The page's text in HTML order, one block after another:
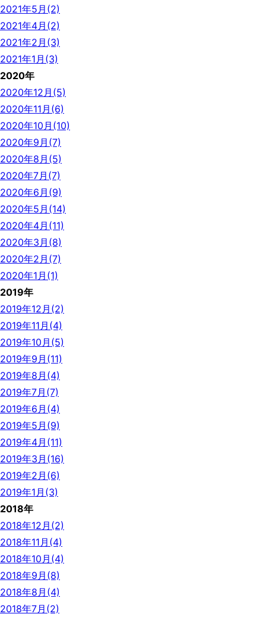
2021年5月(2)
2021年4月(2)
2021年2月(3)
2021年1月(3)
2020年
2020年12月(5)
2020年11月(6)
2020年10月(10)
2020年9月(7)
2020年8月(5)
2020年7月(7)
2020年6月(9)
2020年5月(14)
2020年4月(11)
2020年3月(8)
2020年2月(7)
2020年1月(1)
2019年
2019年12月(2)
2019年11月(4)
2019年10月(5)
2019年9月(11)
2019年8月(4)
2019年7月(7)
2019年6月(4)
2019年5月(9)
2019年4月(11)
2019年3月(16)
2019年2月(6)
2019年1月(3)
2018年
2018年12月(2)
2018年11月(4)
2018年10月(4)
2018年9月(8)
2018年8月(4)
2018年7月(2)